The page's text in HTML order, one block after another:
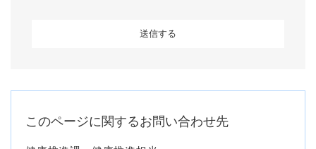
このページに関するお問い合わせ先